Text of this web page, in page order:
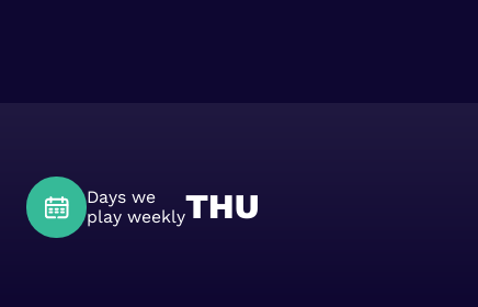
Days we
play weeklyTHU